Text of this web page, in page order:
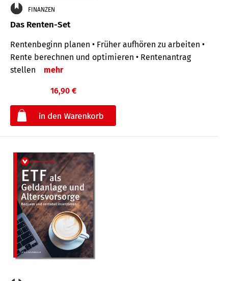
FINANZEN
Das Renten-Set
Rentenbeginn planen • Früher aufhören zu arbeiten •
Rente berechnen und optimieren • Rentenantrag
stellen
mehr
16,90 €